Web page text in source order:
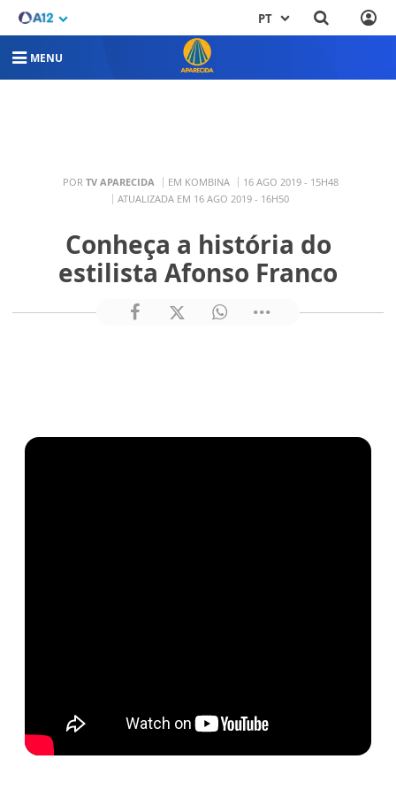
PT
MENU
POR TV APARECIDA EM KOMBINA
16 AGO 2019 - 15H48
ATUALIZADA EM 16 AGO 2019 - 16H50
Conheça a história do
estilista Afonso Franco